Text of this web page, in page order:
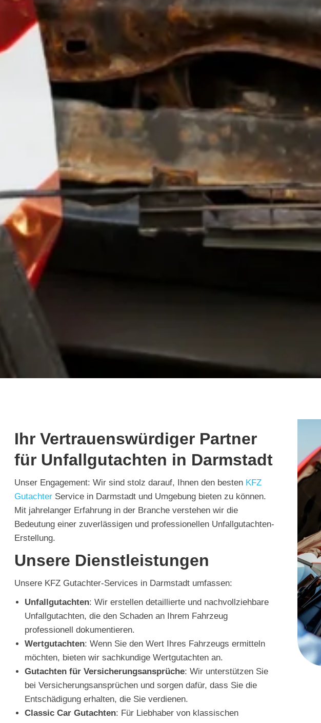
Ihr Vertrauenswürdiger Partner
für Unfallgutachten in Darmstadt
Unser Engagement: Wir sind stolz darauf, Ihnen den besten KFZ
Gutachter Service in Darmstadt und Umgebung bieten zu können.
Mit jahrelanger Erfahrung in der Branche verstehen wir die
Bedeutung einer zuverlässigen und professionellen Unfallgutachten-
Erstellung.
Unsere Dienstleistungen
Unsere KFZ Gutachter-Services in Darmstadt umfassen:
Unfallgutachten: Wir erstellen detaillierte und nachvollziehbare
Unfallgutachten, die den Schaden an Ihrem Fahrzeug
professionell dokumentieren.
Wertgutachten: Wenn Sie den Wert Ihres Fahrzeugs ermitteln
möchten, bieten wir sachkundige Wertgutachten an.
Gutachten für Versicherungsansprüche: Wir unterstützen Sie
bei Versicherungsansprüchen und sorgen dafür, dass Sie die
Entschädigung erhalten, die Sie verdienen.
Classic Car Gutachten: Für Liebhaber von klassischen